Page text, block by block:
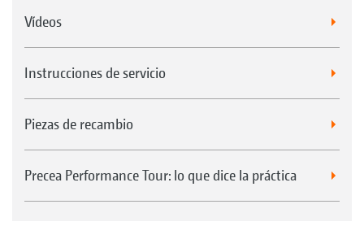
Vídeos
Instrucciones de servicio
Piezas de recambio
Precea Performance Tour: lo que dice la práctica